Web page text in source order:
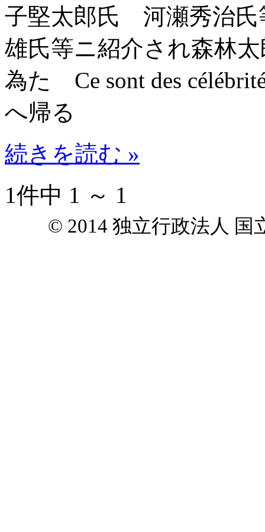
子堅太郎氏 河瀬秀治
雄氏等ニ紹介され森林
為た Ce sont des
へ帰る
続きを読む »
1件中 1 ～ 1
© 2014 独立行政法人 国